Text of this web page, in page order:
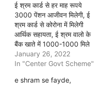
ई श्रम कार्ड से हर माह रूपये
3000 पेंशन आजीवन मिलेगी, ई
श्रम कार्ड से कोरोना में मिलेगी
आर्थिक सहायता, ई श्रम वालो के
बैंक खाते में 1000-1000 मिले
January 26, 2022
In "Center Govt Scheme"
e shram se fayde,